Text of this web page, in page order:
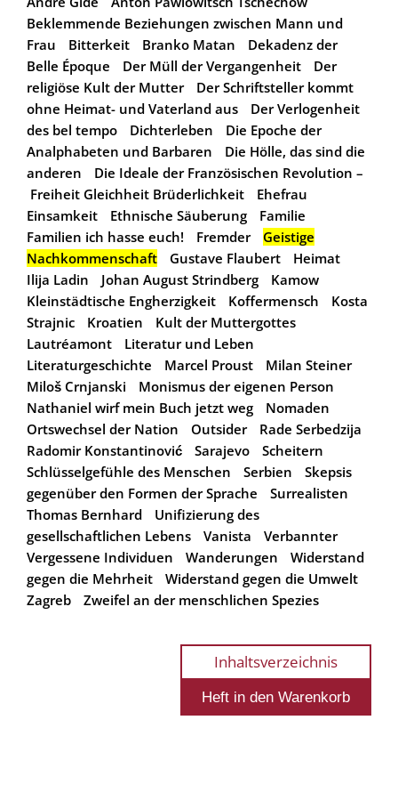
Beklemmende Beziehungen zwischen Mann und
Frau
Bitterkeit Branko Matan
Dekadenz der
Belle Époque
Der Müll der Vergangenheit
Der
religiöse Kult der Mutter
Der Schriftsteller kommt
ohne Heimat- und Vaterland aus
Der Verlogenheit
des bel tempo
Dichterleben
Die Epoche der
Analphabeten und Barbaren
Die Hölle, das sind die
anderen
Die Ideale der Französischen Revolution –
Freiheit Gleichheit Brüderlichkeit
Ehefrau
Einsamkeit
Ethnische Säuberung
Familie
Familien ich hasse euch!
Fremder
Geistige
Nachkommenschaft
Gustave Flaubert
Heimat
Ilija Ladin
Johan August Strindberg
Kamow
Kleinstädtische Engherzigkeit
Koffermensch
Kosta
Strajnic
Kroatien
Kult der Muttergottes
Lautréamont
Literatur und Leben
Literaturgeschichte
Marcel Proust
Milan Steiner
Miloš Crnjanski
Monismus der eigenen Person
Nathaniel wirf mein Buch jetzt weg
Nomaden
Ortswechsel der Nation
Outsider
Rade Serbedzija
Radomir Konstantinović
Sarajevo
Scheitern
Schlüsselgefühle des Menschen
Serbien
Skepsis
gegenüber den Formen der Sprache
Surrealisten
Thomas Bernhard
Unifizierung des
gesellschaftlichen Lebens
Vanista
Verbannter
Vergessene Individuen
Wanderungen
Widerstand
gegen die Mehrheit
Widerstand gegen die Umwelt
Zagreb
Zweifel an der menschlichen Spezies
Inhaltsverzeichnis